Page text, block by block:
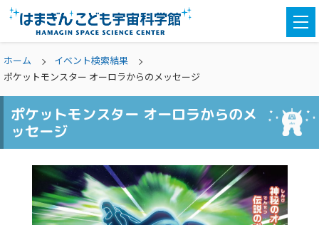
ホーム
イベント検索結果
ポケットモンスター オーロラからのメッセージ
ポケットモンスター オーロラからのメ
ッセージ